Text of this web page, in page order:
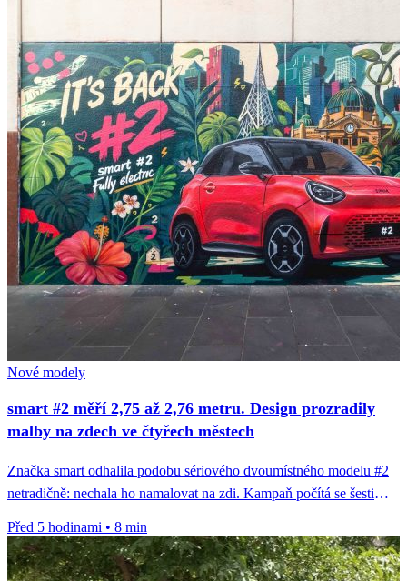
Nové modely
smart #2 měří 2,75 až 2,76 metru. Design prozradily
malby na zdech ve čtyřech městech
Značka smart odhalila podobu sériového dvoumístného modelu #2
netradičně: nechala ho namalovat na zdi. Kampaň počítá se šesti
Před 5 hodinami • 8 min